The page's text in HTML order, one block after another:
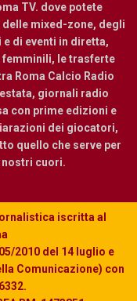
TV. dove potete
mixed-zone, degli
di eventi in diretta,
femminili, le trasferte
Roma Calcio Radio
giornali radio
con prime edizioni e
dei giocatori,
quello che serve per
nostri cuori.
iscritta al
2010 del 14 luglio e
Comunicazione) con